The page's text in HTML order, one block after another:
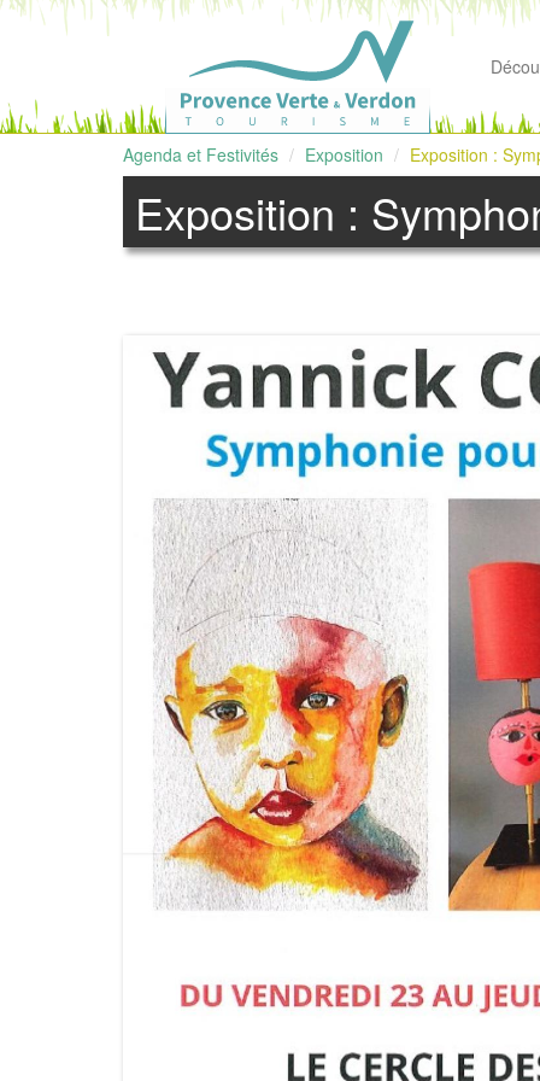
Agenda et Festivités Exposition Exposition :
Exposition :